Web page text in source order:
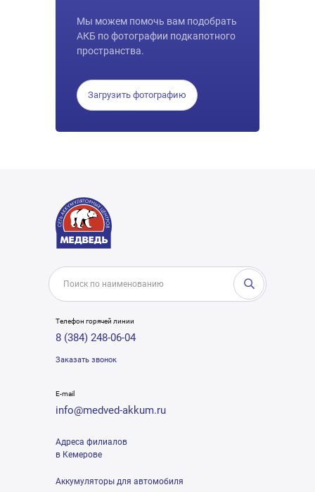
Мы можем помочь вам подобрать
АКБ по фотографии подкапотного
пространства.
Загрузить фотографию
Телефон горячей линии
8 (384) 248-06-04
Заказать звонок
E-mail
info@medved-akkum.ru
Адреса филиалов
в Кемерове
Аккумуляторы для автомобиля